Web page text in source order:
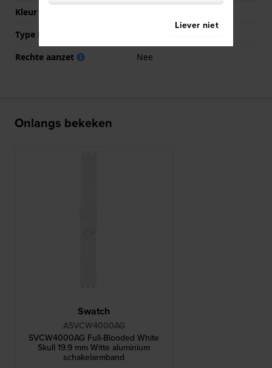
Kleur sluiting
Type Bevestiging
Rechte aanzet
Nee
Onlangs bekeken
Swatch
ASVCW4000AG
SVCW4000AG Full-Blooded White
Skull 19.9 mm Witte aluminium
schakelarmband
Liever niet